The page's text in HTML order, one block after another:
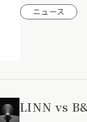
ニュース
LINN vs